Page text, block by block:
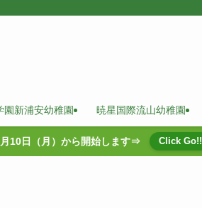
園新浦安幼稚園 暁星国際流山幼稚園
10日（月）から開始します⇒ Click Go!!